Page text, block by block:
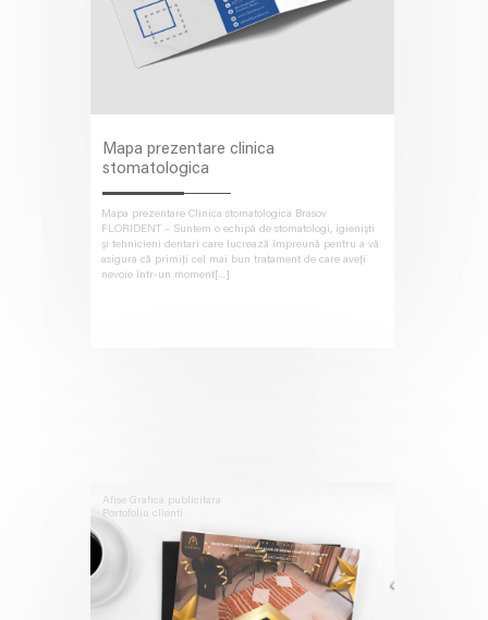
Mapa prezentare clinica
stomatologica
Mapa prezentare Clinica stomatologica Brasov
FLORIDENT – Suntem o echipă de stomatologi, igieniști
și tehnicieni dentari care lucrează împreună pentru a vă
asigura că primiți cel mai bun tratament de care aveți
nevoie într-un moment[...]
Afise Grafica publicitara
Portofoliu clienti